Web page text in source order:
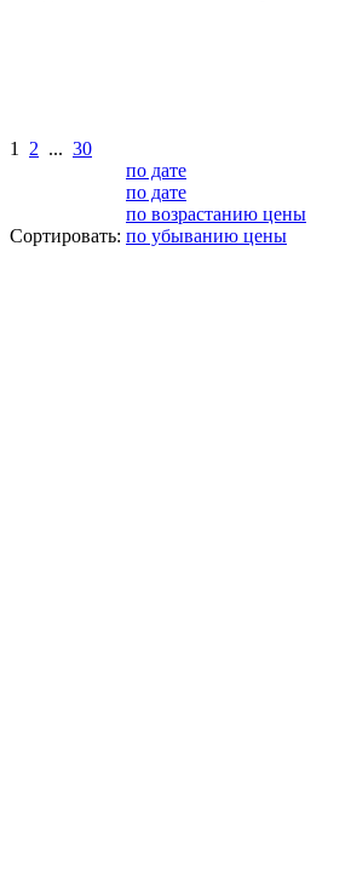
1 2 ... 30
Сортировать:
по дате
по дате
по возрастанию цены
по убыванию цены